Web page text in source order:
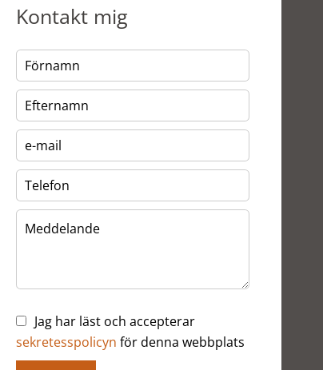
Kontakt mig
Jag har läst och accepterar
sekretesspolicyn för denna webbplats